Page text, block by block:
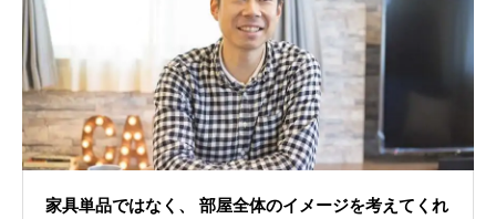
家具単品ではなく、 部屋全体のイメージを考えてくれ